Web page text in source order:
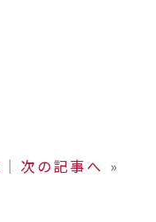
│ 次の記事へ »